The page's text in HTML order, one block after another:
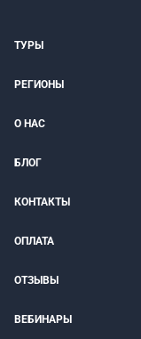
ТУРЫ
РЕГИОНЫ
О НАС
БЛОГ
КОНТАКТЫ
ОПЛАТА
ОТЗЫВЫ
ВЕБИНАРЫ